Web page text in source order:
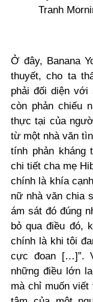
Tranh
Ở đây, Banana
thuyết, cho ta
phải đối diện với
còn phản chiếu
thực tại của
từ một nhà văn
tính phản kháng
chi tiết cha mẹ
chính là khía
nữ nhà văn chia
ám sát đó đúng
bỏ qua điều đó,
chính là khi tôi
cực đoan […]”.
những điều lớn
mà chỉ muốn